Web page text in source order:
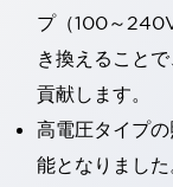
プ（100～
き換えること
貢献します。
高電圧タイプ
能となりまし